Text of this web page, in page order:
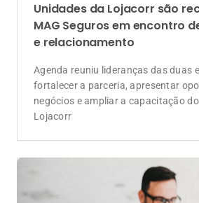
Unidades da Lojacorr são
MAG Seguros em encontro
e relacionamento
Agenda reuniu lideranças das duas
fortalecer a parceria, apresentar
negócios e ampliar a capacitação
Lojacorr